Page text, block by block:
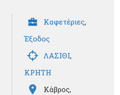
Καφετέριες,
Έξοδος
ΛΑΣΙΘΙ,
ΚΡΗΤΗ
Κάβρος,